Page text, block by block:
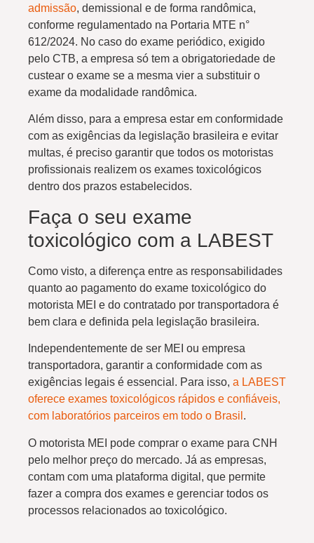
admissão, demissional e de forma randômica,
conforme regulamentado na Portaria MTE n°
612/2024. No caso do exame periódico, exigido
pelo CTB, a empresa só tem a obrigatoriedade de
custear o exame se a mesma vier a substituir o
exame da modalidade randômica.
Além disso, para a empresa estar em conformidade
com as exigências da legislação brasileira e evitar
multas, é preciso garantir que todos os motoristas
profissionais realizem os exames toxicológicos
dentro dos prazos estabelecidos.
Faça o seu exame
toxicológico com a LABEST
Como visto, a diferença entre as responsabilidades
quanto ao pagamento do exame toxicológico do
motorista MEI e do contratado por transportadora é
bem clara e definida pela legislação brasileira.
Independentemente de ser MEI ou empresa
transportadora, garantir a conformidade com as
exigências legais é essencial. Para isso, a LABEST
oferece exames toxicológicos rápidos e confiáveis,
com laboratórios parceiros em todo o Brasil .
O motorista MEI pode comprar o exame para CNH
pelo melhor preço do mercado. Já as empresas,
contam com uma plataforma digital, que permite
fazer a compra dos exames e gerenciar todos os
processos relacionados ao toxicológico.